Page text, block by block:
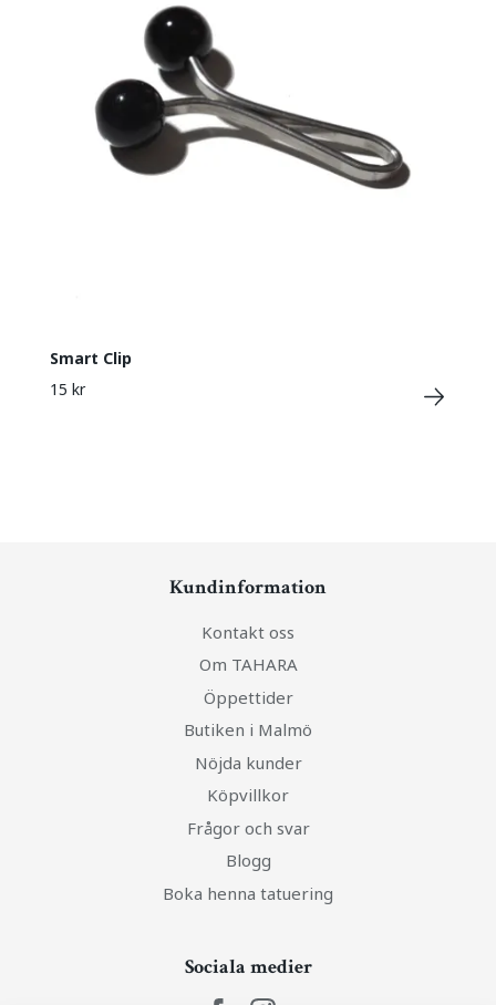
Smart Clip
15 kr
Kundinformation
Kontakt oss
Om TAHARA
Öppettider
Butiken i Malmö
Nöjda kunder
Köpvillkor
Frågor och svar
Blogg
Boka henna tatuering
Sociala medier